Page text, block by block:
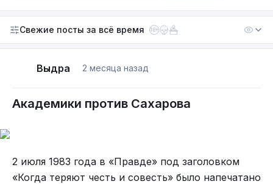
Свежие посты за всё время 18+
Выдра 2 месяца назад
Академики против Сахарова
2 июля 1983 года в «Правде» под заголовком
«Когда теряют честь и совесть» было напечатано